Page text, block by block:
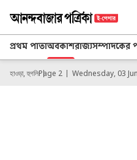
প্রথম পাতাঅবকাশরাজ্যসম্পাদকের
হাওড়া, হুগলিPage 2 Wednesday, 03